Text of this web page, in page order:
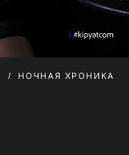
НОЧНАЯ ХРОНИКА